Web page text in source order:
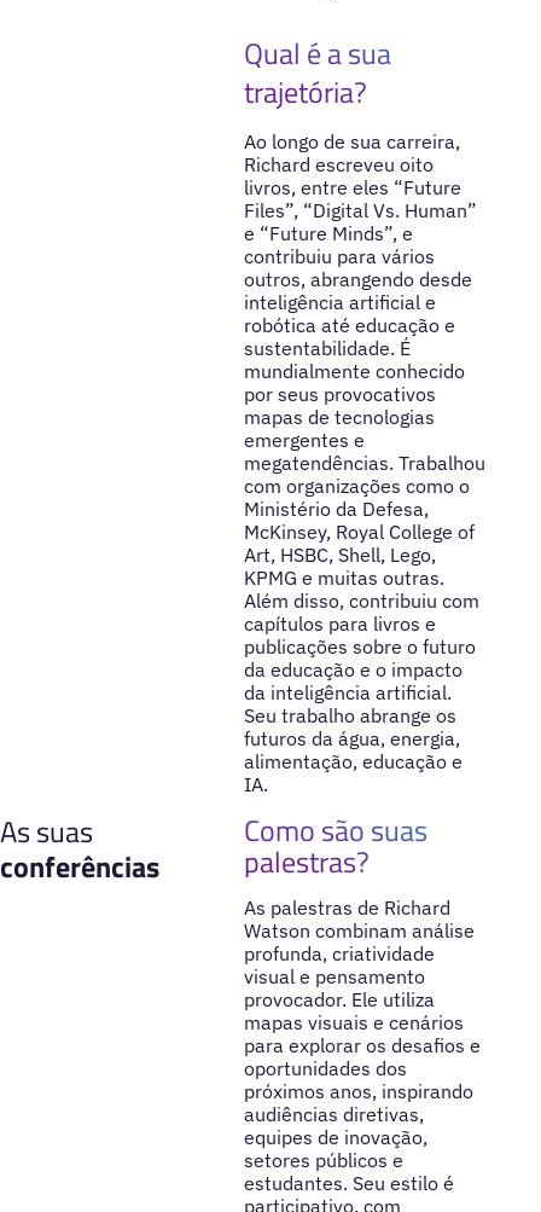
Qual é a sua
trajetória?
Ao longo de sua carreira,
Richard escreveu oito
livros, entre eles “Future
Files”, “Digital Vs. Human”
e “Future Minds”, e
contribuiu para vários
outros, abrangendo desde
inteligência artificial e
robótica até educação e
sustentabilidade. É
mundialmente conhecido
por seus provocativos
mapas de tecnologias
emergentes e
megatendências. Trabalhou
com organizações como o
Ministério da Defesa,
McKinsey, Royal College of
Art, HSBC, Shell, Lego,
KPMG e muitas outras.
Além disso, contribuiu com
capítulos para livros e
publicações sobre o futuro
da educação e o impacto
da inteligência artificial.
Seu trabalho abrange os
futuros da água, energia,
alimentação, educação e
IA.
As suas
conferências
Como são suas
palestras?
As palestras de Richard
Watson combinam análise
profunda, criatividade
visual e pensamento
provocador. Ele utiliza
mapas visuais e cenários
para explorar os desafios e
oportunidades dos
próximos anos, inspirando
audiências diretivas,
equipes de inovação,
setores públicos e
estudantes. Seu estilo é
participativo, com